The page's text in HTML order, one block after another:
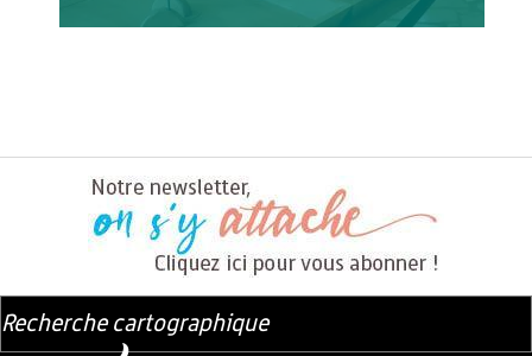
Recherche cartographique